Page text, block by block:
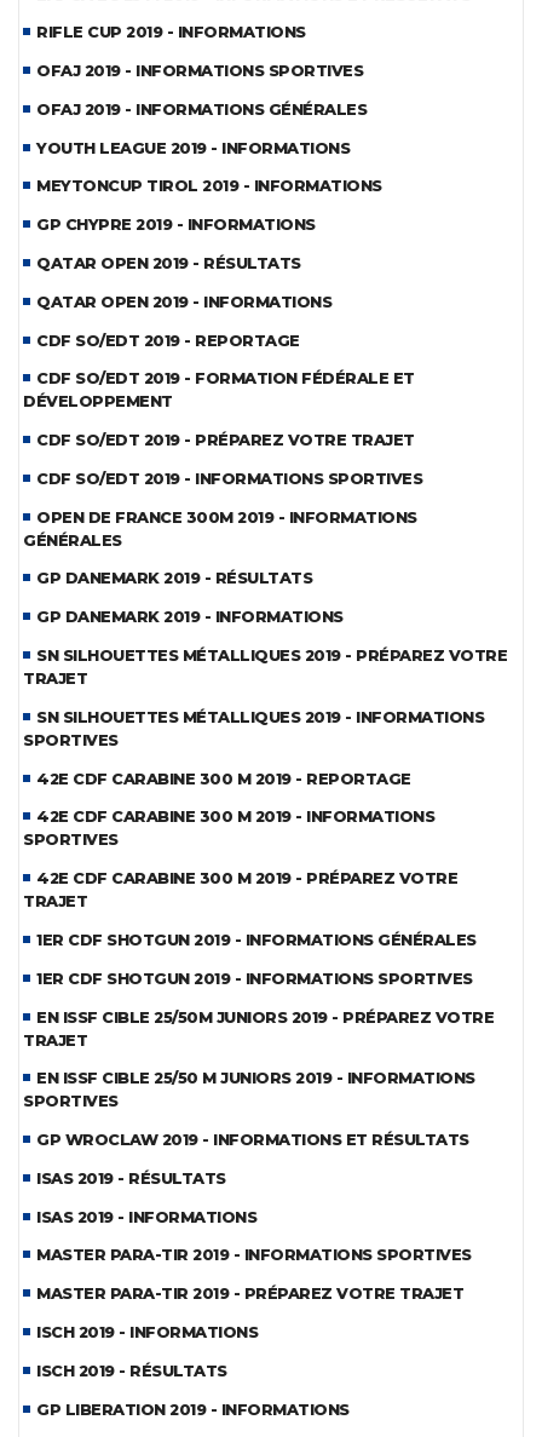
RIFLE CUP 2019 - INFORMATIONS
OFAJ 2019 - INFORMATIONS SPORTIVES
OFAJ 2019 - INFORMATIONS GÉNÉRALES
YOUTH LEAGUE 2019 - INFORMATIONS
MEYTONCUP TIROL 2019 - INFORMATIONS
GP CHYPRE 2019 - INFORMATIONS
QATAR OPEN 2019 - RÉSULTATS
QATAR OPEN 2019 - INFORMATIONS
CDF SO/EDT 2019 - REPORTAGE
CDF SO/EDT 2019 - FORMATION FÉDÉRALE ET
DÉVELOPPEMENT
CDF SO/EDT 2019 - PRÉPAREZ VOTRE TRAJET
CDF SO/EDT 2019 - INFORMATIONS SPORTIVES
OPEN DE FRANCE 300M 2019 - INFORMATIONS
GÉNÉRALES
GP DANEMARK 2019 - RÉSULTATS
GP DANEMARK 2019 - INFORMATIONS
SN SILHOUETTES MÉTALLIQUES 2019 - PRÉPAREZ VOTRE
TRAJET
SN SILHOUETTES MÉTALLIQUES 2019 - INFORMATIONS
SPORTIVES
42E CDF CARABINE 300 M 2019 - REPORTAGE
42E CDF CARABINE 300 M 2019 - INFORMATIONS
SPORTIVES
42E CDF CARABINE 300 M 2019 - PRÉPAREZ VOTRE
TRAJET
1ER CDF SHOTGUN 2019 - INFORMATIONS GÉNÉRALES
1ER CDF SHOTGUN 2019 - INFORMATIONS SPORTIVES
EN ISSF CIBLE 25/50M JUNIORS 2019 - PRÉPAREZ VOTRE
TRAJET
EN ISSF CIBLE 25/50 M JUNIORS 2019 - INFORMATIONS
SPORTIVES
GP WROCLAW 2019 - INFORMATIONS ET RÉSULTATS
ISAS 2019 - RÉSULTATS
ISAS 2019 - INFORMATIONS
MASTER PARA-TIR 2019 - INFORMATIONS SPORTIVES
MASTER PARA-TIR 2019 - PRÉPAREZ VOTRE TRAJET
ISCH 2019 - INFORMATIONS
ISCH 2019 - RÉSULTATS
GP LIBERATION 2019 - INFORMATIONS